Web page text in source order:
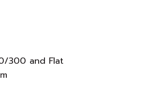
300 and Flat